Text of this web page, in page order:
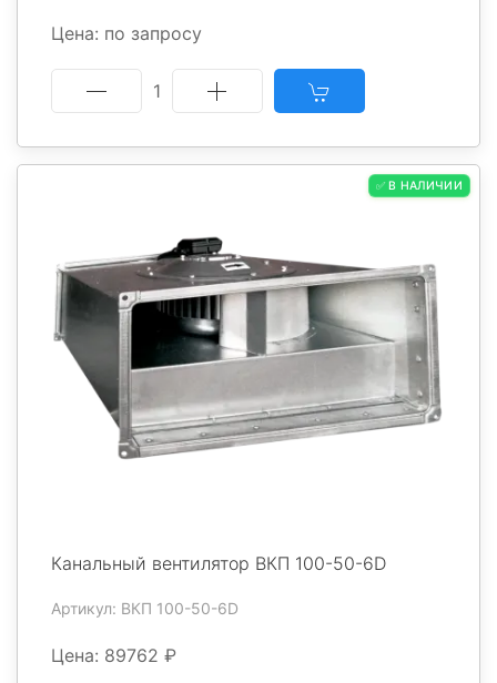
Цена: по запросу
1
✅ В НАЛИЧИИ
Канальный вентилятор ВКП 100-50-6D
Артикул: ВКП 100-50-6D
Цена: 89762 ₽